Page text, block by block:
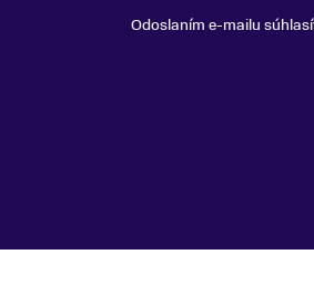
Odoslaním e-mailu